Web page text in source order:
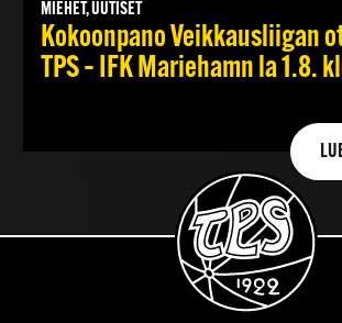
MIEHET, UUTISET
Kokoonpano Veikkausliigan
TPS – IFK Mariehamn la 1.8.